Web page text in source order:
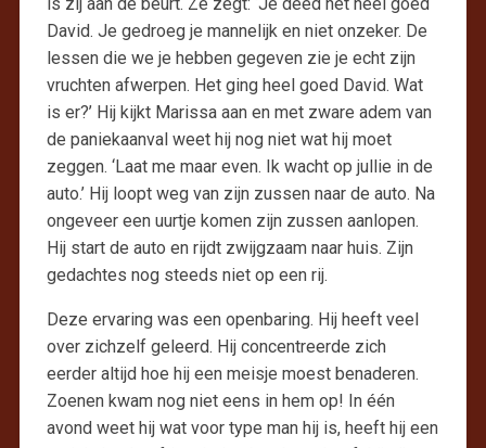
is zij aan de beurt. Ze zegt: ‘Je deed het heel goed
David. Je gedroeg je mannelijk en niet onzeker. De
lessen die we je hebben gegeven zie je echt zijn
vruchten afwerpen. Het ging heel goed David. Wat
is er?’ Hij kijkt Marissa aan en met zware adem van
de paniekaanval weet hij nog niet wat hij moet
zeggen. ‘Laat me maar even. Ik wacht op jullie in de
auto.’ Hij loopt weg van zijn zussen naar de auto. Na
ongeveer een uurtje komen zijn zussen aanlopen.
Hij start de auto en rijdt zwijgzaam naar huis. Zijn
gedachtes nog steeds niet op een rij.
Deze ervaring was een openbaring. Hij heeft veel
over zichzelf geleerd. Hij concentreerde zich
eerder altijd hoe hij een meisje moest benaderen.
Zoenen kwam nog niet eens in hem op! In één
avond weet hij wat voor type man hij is, heeft hij een